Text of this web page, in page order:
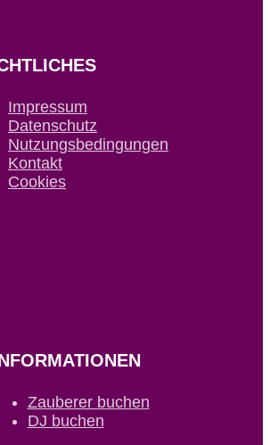
Impressum
Datenschutz
Nutzungsbedingungen
Kontakt
Cookies
Zauberer buchen
DJ buchen